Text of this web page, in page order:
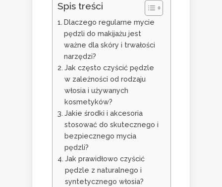
Spis treści
Dlaczego regularne mycie
pędzli do makijażu jest
ważne dla skóry i trwałości
narzędzi?
Jak często czyścić pędzle
w zależności od rodzaju
włosia i używanych
kosmetyków?
Jakie środki i akcesoria
stosować do skutecznego i
bezpiecznego mycia
pędzli?
Jak prawidłowo czyścić
pędzle z naturalnego i
syntetycznego włosia?